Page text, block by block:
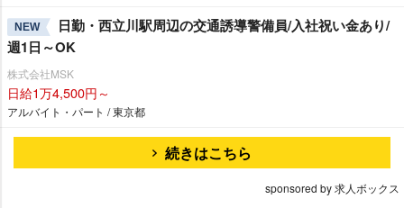
NEW
日勤・西立川駅周辺の交通誘導警備員/入社祝い金あり/
週1日～OK
株式会社MSK
日給1万4,500円～
アルバイト・パート / 東京都
続きはこちら
sponsored by 求人ボックス